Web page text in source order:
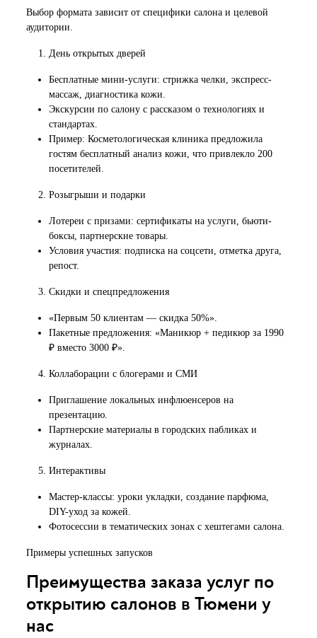
Выбор формата зависит от специфики салона и целевой
аудитории.
День открытых дверей
Бесплатные мини-услуги: стрижка челки, экспресс-
массаж, диагностика кожи.
Экскурсии по салону с рассказом о технологиях и
стандартах.
Пример: Косметологическая клиника предложила
гостям бесплатный анализ кожи, что привлекло 200
посетителей.
Розыгрыши и подарки
Лотереи с призами: сертификаты на услуги, бьюти-
боксы, партнерские товары.
Условия участия: подписка на соцсети, отметка друга,
репост.
Скидки и спецпредложения
«Первым 50 клиентам — скидка 50%».
Пакетные предложения: «Маникюр + педикюр за 1990
₽ вместо 3000 ₽».
Коллаборации с блогерами и СМИ
Приглашение локальных инфлюенсеров на
презентацию.
Партнерские материалы в городских пабликах и
журналах.
Интерактивы
Мастер-классы: уроки укладки, создание парфюма,
DIY-уход за кожей.
Фотосессии в тематических зонах с хештегами салона.
Примеры успешных запусков
Преимущества заказа услуг по
открытию салонов в Тюмени у
нас